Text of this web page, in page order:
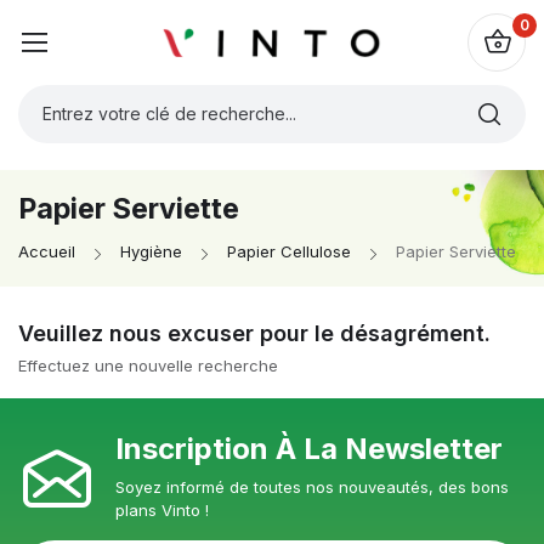
0
Papier Serviette
Accueil Hygiène Papier Cellulose Papier Serviette
Veuillez nous excuser pour le désagrément.
Effectuez une nouvelle recherche
Inscription À La Newsletter
Soyez informé de toutes nos nouveautés, des bons
plans Vinto !